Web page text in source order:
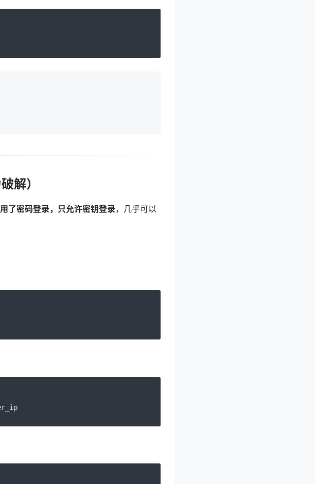
解）
了密码登录，只允许密钥登录，几乎可以